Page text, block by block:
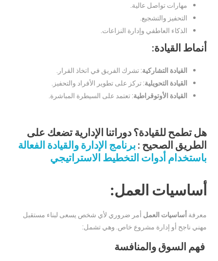
مهارات تواصل عالية.
التحفيز والتشجيع.
الذكاء العاطفي وإدارة النزاعات.
أنماط القيادة:
القيادة التشاركية: تشرك الفريق في اتخاذ القرار.
القيادة التحويلية: تركز على تطوير الأفراد والتحفيز.
القيادة الأوتوقراطية: تعتمد على السيطرة المباشرة.
هل تطمح للقيادة؟ دوراتنا الإدارية تضعك على
الطريق الصحيح : برنامج الإدارة والقيادة الفعالة
باستخدام أدوات التخطيط الاستراتيجي
أساسيات العمل:
معرفةأساسيات العمل أمر ضروري لأي شخص يسعى لبناء مستقبل
مهني ناجح أو إدارة مشروع خاص. وهي تشمل:
فهم السوق والمنافسة